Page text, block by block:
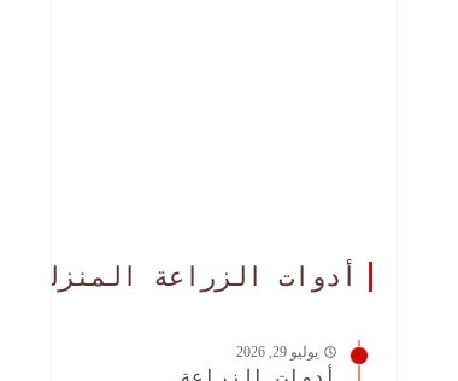
أدوات الزراعة المنزلية
يوليو 29, 2026